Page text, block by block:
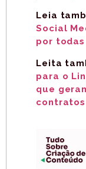
Leia
Social
por todas
Leita
para o
que
contratos